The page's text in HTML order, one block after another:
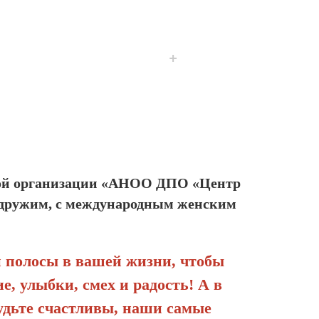
+
организации «АНОО ДПО «Центр
с международным женским
полосы в вашей жизни, чтобы
улыбки, смех и радость! А в
счастливы, наши самые